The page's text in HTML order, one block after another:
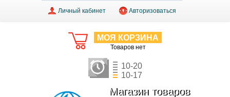
Личный кабинет Авторизоваться
МОЯ КОРЗИНА
Товаров нет
10-20
10-17
Магазин товаров